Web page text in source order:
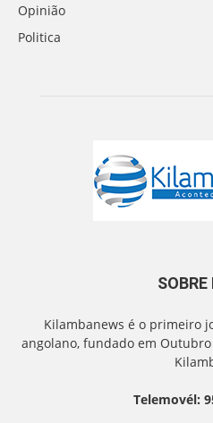
Opinião
Politica
SOBRE
Kilambanews é o primeiro
angolano, fundado em
Telemovél: